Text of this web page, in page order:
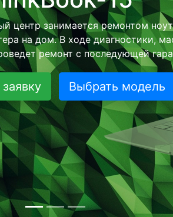
15 с вывозом в сервисный
услуги, специалист заберет Ваш
ремонта. Оговоренная
при возвращении видеотехники
Выбрать модель